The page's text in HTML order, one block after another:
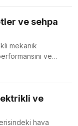
ve sehpa
mekanik
ve
için
ve
hava